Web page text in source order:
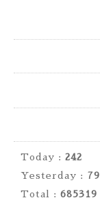
Today : 242
Yesterday :
Total : 685319